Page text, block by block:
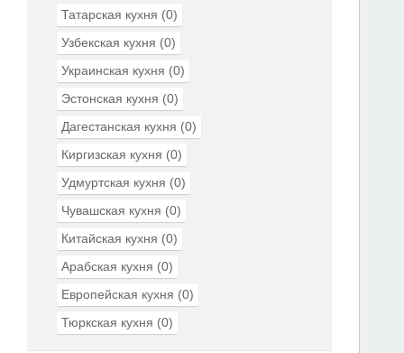
Татарская кухня (0)
Узбекская кухня (0)
Украинская кухня (0)
Эстонская кухня (0)
Дагестанская кухня (0)
Киргизская кухня (0)
Удмуртская кухня (0)
Чувашская кухня (0)
Китайская кухня (0)
Арабская кухня (0)
Европейская кухня (0)
Тюркская кухня (0)